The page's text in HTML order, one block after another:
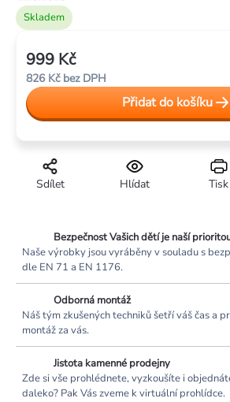
Skladem
Tisk
Hlídat
Sdílet
999 Kč
826 Kč bez DPH
cena:
Přidat do košíku
Bezpečnost Vašich dětí je naší
Naše výrobky jsou vyráběny v souladu s
dle EN 71 a EN 1176.
Odborná montáž
Náš tým zkušených techniků šetří váš čas a
montáž za vás.
Jistota kamenné prodejny
Zde si vše prohlédnete, vyzkoušíte i
daleko? Pak Vás zveme k virtuální prohlídce.